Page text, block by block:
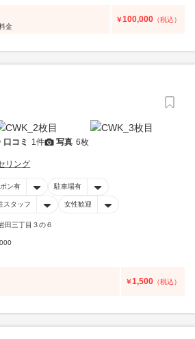
金
￥100,000 （税込）
口コミ 1件 写真 6枚
リング
ン有 駐車場有
スタッフ 女性歓迎
田三丁目３の６
￥1,500 （税込）